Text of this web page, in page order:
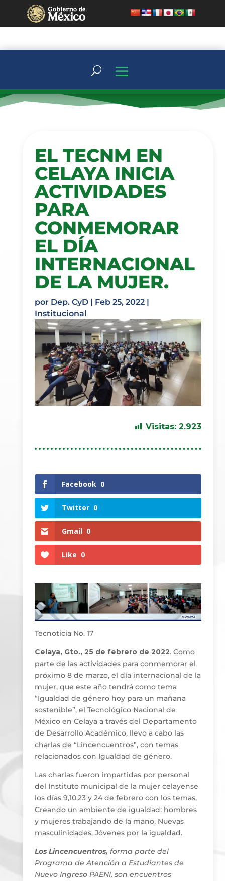
EL TECNM EN
CELAYA INICIA
ACTIVIDADES
PARA
CONMEMORAR
EL DÍA
INTERNACIONAL
DE LA MUJER.
por Dep. CyD| Feb 25, 2022|
Institucional
Visitas: 2.923
Facebook 0
Twitter 0
Gmail 0
Like 0
Tecnoticia No. 17
Celaya, Gto., 25 de febrero de 2022. Como
parte de las actividades para conmemorar el
próximo 8 de marzo, el día internacional de la
mujer, que este año tendrá como tema
“Igualdad de género hoy para un mañana
sostenible”, el Tecnológico Nacional de
México en Celaya a través del Departamento
de Desarrollo Académico, llevo a cabo las
charlas de “Lincencuentros”, con temas
relacionados con Igualdad de género.
Las charlas fueron impartidas por personal
del Instituto municipal de la mujer celayense
los días 9,10,23 y 24 de febrero con los temas,
Creando un ambiente de igualdad: hombres
y mujeres trabajando de la mano, Nuevas
masculinidades, Jóvenes por la igualdad.
Los Lincencuentros, forma parte del
Programa de Atención a Estudiantes de
Nuevo Ingreso PAENI, son encuentros